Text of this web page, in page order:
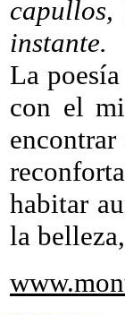
capullos,
instante.
La
con el
habitar
la